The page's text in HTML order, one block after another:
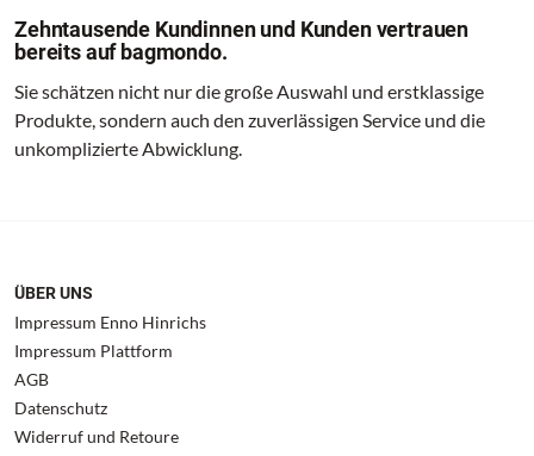
Zehntausende Kundinnen und Kunden vertrauen
bereits auf bagmondo.
Sie schätzen nicht nur die große Auswahl und erstklassige
Produkte, sondern auch den zuverlässigen Service und die
unkomplizierte Abwicklung.
ÜBER UNS
Impressum Enno Hinrichs
Impressum Plattform
AGB
Datenschutz
Widerruf und Retoure